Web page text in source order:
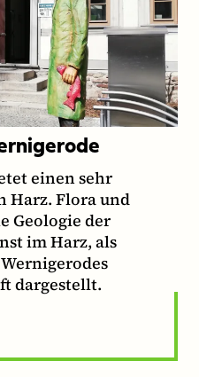
einen sehr
Harz. Flora und
Geologie der
im Harz, als
dargestellt.